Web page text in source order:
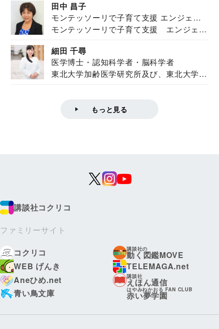
田中 昌子
モンテッソーリで子育て支援 エンジェル
ズハウス研究所所長
モンテッソーリで子育て支援 エンジェル
細田 千尋
医学博士・認知科学者・脳科学者
東北大学加齢医学研究所及び、東北大学大
もっと見る
講談社コクリコ
ファミリーサイト
コクリコ
講談社の
動く図鑑MOVE
WEB げんき
TELEMAGA.net
Aneひめ.net
講談社
えほん通信
青い鳥文庫
はやみねかおる FAN CLUB
赤い夢学園